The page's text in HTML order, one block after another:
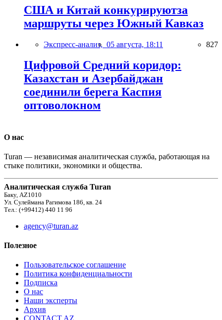
США и Китай конкурируютза
маршруты через Южный Кавказ
Экспресс-анализ, 05 августа, 18:11 827
Цифровой Средний коридор:
Казахстан и Азербайджан
соединили берега Каспия
оптоволокном
О нас
Turan — независимая аналитическая служба, работающая на
стыке политики, экономики и общества.
Аналитическая служба Turan
Баку, AZ1010
Ул. Сулеймана Рагимова 186, кв. 24
Тел.: (+99412) 440 11 96
agency@turan.az
Полезное
Пользовательское соглашение
Политика конфиденциальности
Подписка
О нас
Наши эксперты
Архив